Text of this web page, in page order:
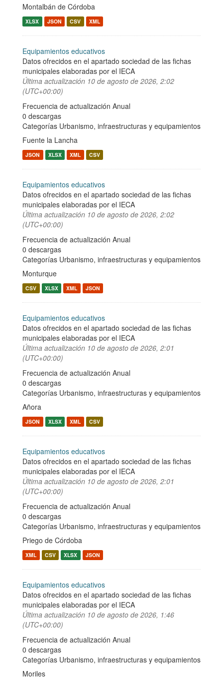
Montalbán de Córdoba
XLSX JSON CSV XML
Equipamientos educativos
Datos ofrecidos en el apartado sociedad de las fichas
municipales elaboradas por el IECA
Última actualización 10 de agosto de 2026, 2:02
(UTC+00:00)
Frecuencia de actualización Anual
0 descargas
Categorías Urbanismo, infraestructuras y equipamientos
Fuente la Lancha
JSON XLSX XML CSV
Equipamientos educativos
Datos ofrecidos en el apartado sociedad de las fichas
municipales elaboradas por el IECA
Última actualización 10 de agosto de 2026, 2:02
(UTC+00:00)
Frecuencia de actualización Anual
0 descargas
Categorías Urbanismo, infraestructuras y equipamientos
Monturque
CSV XLSX XML JSON
Equipamientos educativos
Datos ofrecidos en el apartado sociedad de las fichas
municipales elaboradas por el IECA
Última actualización 10 de agosto de 2026, 2:01
(UTC+00:00)
Frecuencia de actualización Anual
0 descargas
Categorías Urbanismo, infraestructuras y equipamientos
Añora
JSON XLSX XML CSV
Equipamientos educativos
Datos ofrecidos en el apartado sociedad de las fichas
municipales elaboradas por el IECA
Última actualización 10 de agosto de 2026, 2:01
(UTC+00:00)
Frecuencia de actualización Anual
0 descargas
Categorías Urbanismo, infraestructuras y equipamientos
Priego de Córdoba
XML CSV XLSX JSON
Equipamientos educativos
Datos ofrecidos en el apartado sociedad de las fichas
municipales elaboradas por el IECA
Última actualización 10 de agosto de 2026, 1:46
(UTC+00:00)
Frecuencia de actualización Anual
0 descargas
Categorías Urbanismo, infraestructuras y equipamientos
Moriles